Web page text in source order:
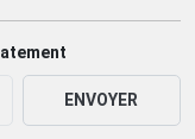
ENVOYER